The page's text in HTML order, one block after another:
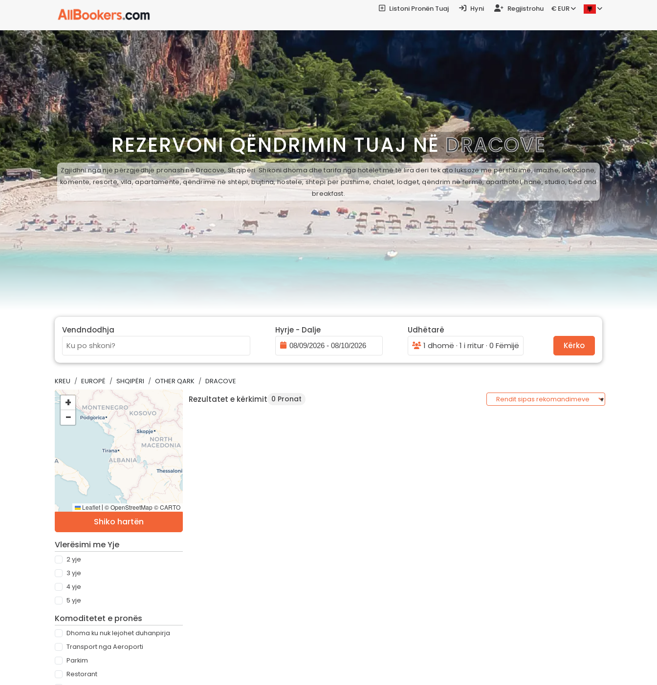
Listoni Pronën Tuaj Hyni Regjistrohu € EUR
REZERVONI QËNDRIMIN TUAJ NËDRACOVE
Zgjidhni nga një përzgjedhje pronash në Dracove, Shqipëri. Shikoni dhoma dhe tarifa nga hotelet më të lira deri tek ato luksoze me përshkrime, imazhe, lokacione,
komente, resorte, vila, apartamente, qëndrime në shtëpi, bujtina, hostele, shtepi per pushime, chalet, lodget, qëndrim në fermë, aparthotel, hanë, studio, bed and
breakfast.
Vendndodhja Hyrje - Dalje
Udhëtarë
1 dhomë · 1 i rritur · 0 Fëmijë
Kërko
KREU EUROPË SHQIPËRI OTHER QARK DRACOVE
+
−
Leaflet | © OpenStreetMap © CARTO
Shiko hartën
Vlerësimi me Yje
2 yje
3 yje
4 yje
5 yje
Komoditetet e pronës
Dhoma ku nuk lejohet duhanpirja
Transport nga Aeroporti
Parkim
Restorant
Rezultatet e kërkimit 0 Pronat